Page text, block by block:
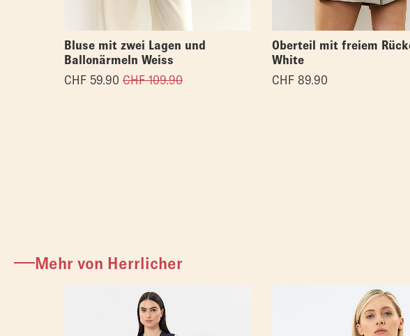
Bluse mit zwei Lagen und
Ballonärmeln Weiss
CHF109.90
CHF 59.90
Oberteil mit freiem
White
CHF89.90
Mehr von Herrlicher